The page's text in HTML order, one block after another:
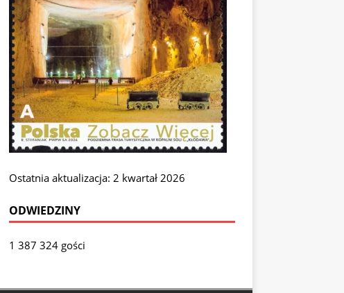
Ostatnia aktualizacja: 2 kwartał 2026
ODWIEDZINY
1 387 324 gości